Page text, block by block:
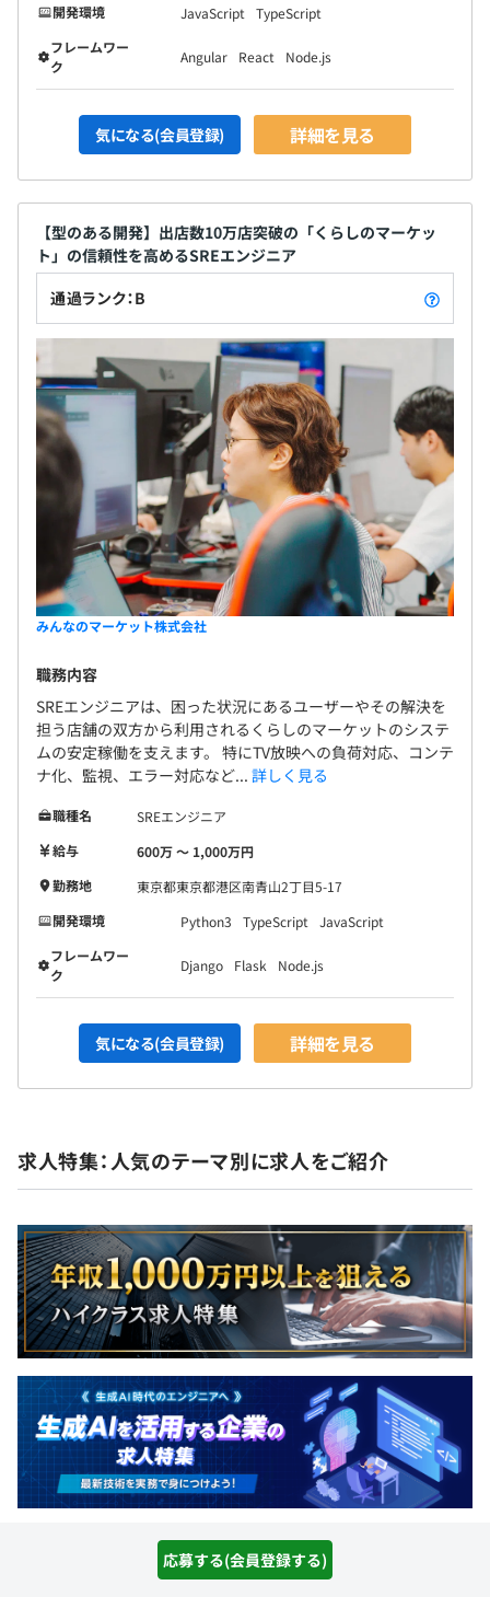
応募する(会員登録する)
開発環境
JavaScript
TypeScript
フレームワー
ク
Angular React Node.js
気になる(会員登録) 詳細を見る
【型のある開発】出店数10万店突破の「くらしのマーケッ
ト」の信頼性を高めるSREエンジニア
通過ランク：B
みんなのマーケット株式会社
職務内容
SREエンジニアは、困った状況にあるユーザーやその解決を
担う店舗の双方から利用されるくらしのマーケットのシステ
ムの安定稼働を支えます。 特にTV放映への負荷対応、コンテ
ナ化、監視、エラー対応など... 詳しく見る
職種名
SREエンジニア
給与
600万 〜 1,000万円
勤務地
東京都東京都港区南青山2丁目5-17
開発環境
Python3 TypeScript JavaScript
フレームワー
ク
Django Flask Node.js
気になる(会員登録) 詳細を見る
求人特集：人気のテーマ別に求人をご紹介